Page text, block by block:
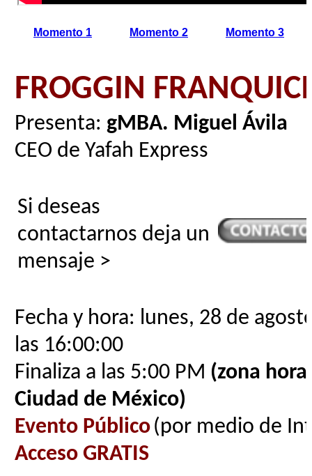
Momento 1 Momento 2 Momento 3
FROGGIN
Presenta: gMBA. Miguel Ávila
CEO de Yafah Express
Si deseas
contactarnos deja un
mensaje >
Fecha y hora: lunes, 28 de
las 16:00:00
Finaliza a las 5:00 PM (zona
Ciudad de México)
Evento Público(por medio de
Acceso GRATIS